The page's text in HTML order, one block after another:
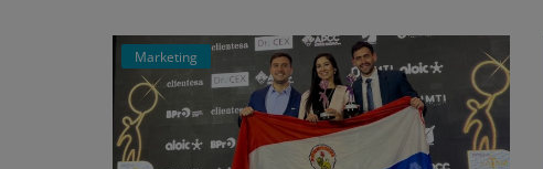
Marketing